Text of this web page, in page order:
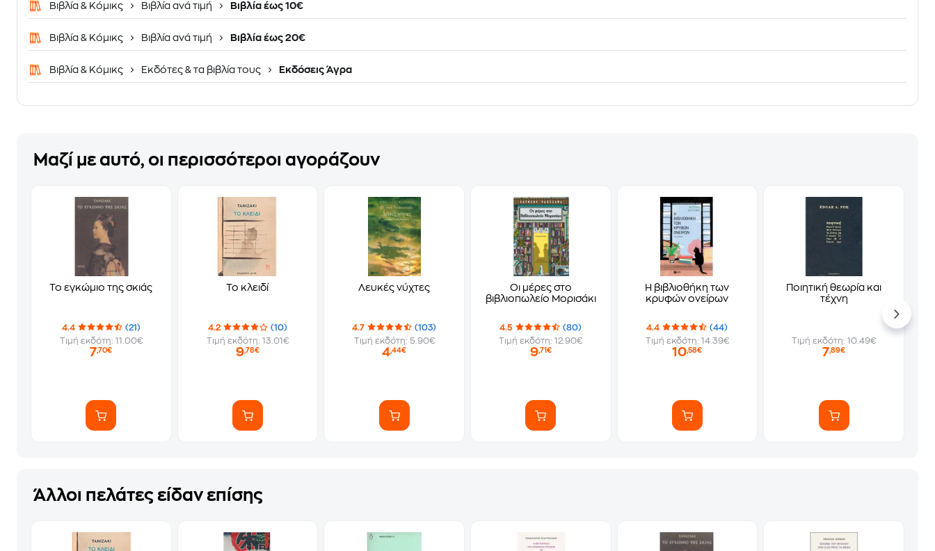
Βιβλία & Κόμικς Βιβλία ανά τιμή Βιβλία έως 10€
Βιβλία & Κόμικς Βιβλία ανά τιμή Βιβλία έως 20€
Βιβλία & Κόμικς Εκδότες & τα βιβλία τους Eκδόσεις Άγρα
Μαζί με αυτό, οι περισσότεροι αγοράζουν
Το εγκώμιο της σκιάς
4.4
(21)
Τιμή εκδότη: 11.00€
7,70€
Το κλειδί
4.2
(10)
Τιμή εκδότη: 13.01€
9,78€
Λευκές νύχτες
4.7
(103)
Τιμή εκδότη: 5.90€
4,44€
Οι μέρες στο
βιβλιοπωλείο Μορισάκι
4.5
(80)
Τιμή εκδότη: 12.90€
9,71€
Η βιβλιοθήκη των
κρυφών ονείρων
4.4
(44)
Τιμή εκδότη: 14.39€
10,58€
Ποιητική θεωρία και
τέχνη
Τιμή εκδότη: 10.49€
7,89€
Άλλοι πελάτες είδαν επίσης